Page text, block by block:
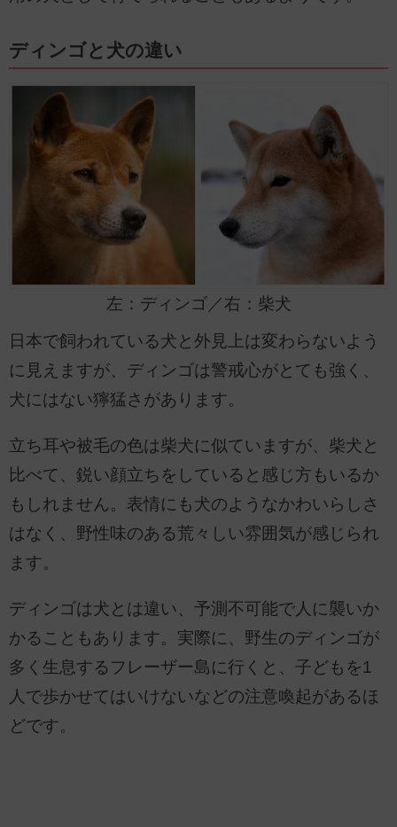
ディンゴと犬の違い
左：ディンゴ／右：柴犬
日本で飼われている犬と外見上は変わらないよう
に見えますが、ディンゴは警戒心がとても強く、
犬にはない獰猛さがあります。
立ち耳や被毛の色は柴犬に似ていますが、柴犬と
比べて、鋭い顔立ちをしていると感じ方もいるか
もしれません。表情にも犬のようなかわいらしさ
はなく、野性味のある荒々しい雰囲気が感じられ
ます。
ディンゴは犬とは違い、予測不可能で人に襲いか
かることもあります。実際に、野生のディンゴが
多く生息するフレーザー島に行くと、子どもを1
人で歩かせてはいけないなどの注意喚起があるほ
どです。